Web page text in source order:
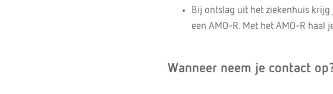
Bij ontslag uit het ziekenhuis krijg
een AMO-R. Met het AMO-R haal
Wanneer neem je contact